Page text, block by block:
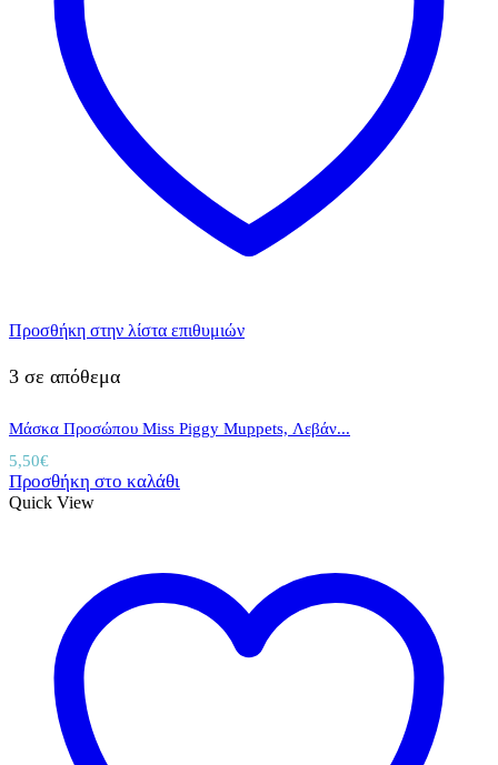
Προσθήκη στην λίστα επιθυμιών
3 σε απόθεμα
Μάσκα Προσώπου Miss Piggy Muppets, Λεβάν...
5,50€
Προσθήκη στο καλάθι
Quick View